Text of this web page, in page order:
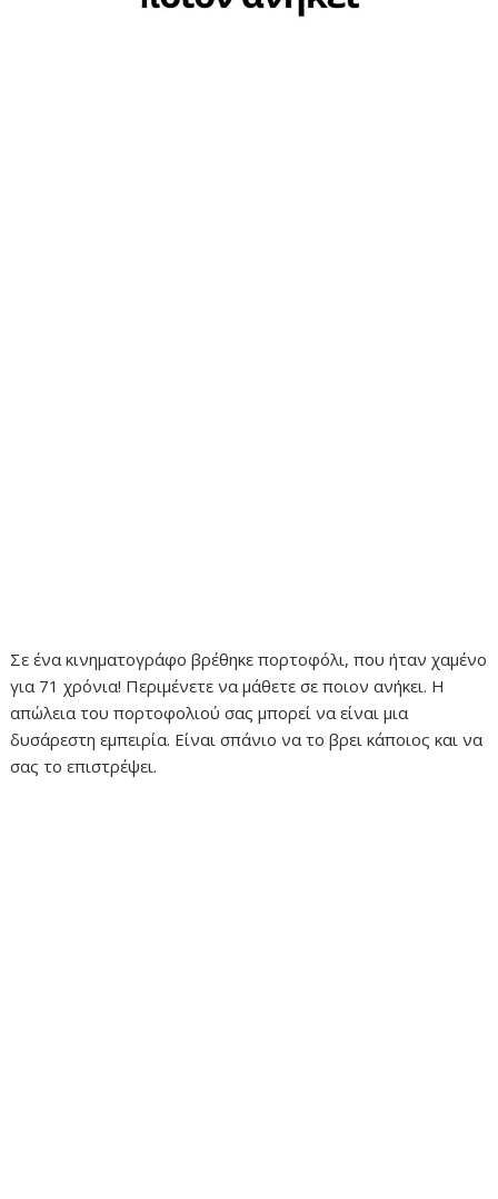
Σε ένα κινηματογράφο βρέθηκε πορτοφόλι, που ήταν χαμένο
για 71 χρόνια! Περιμένετε να μάθετε σε ποιον ανήκει. Η
απώλεια του πορτοφολιού σας μπορεί να είναι μια
δυσάρεστη εμπειρία. Είναι σπάνιο να το βρει κάποιος και να
σας το επιστρέψει.